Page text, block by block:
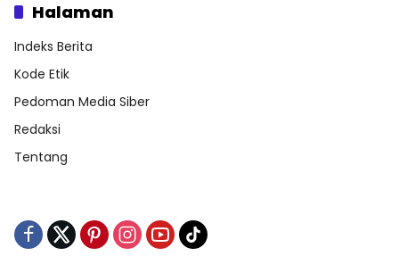
Halaman
Indeks Berita
Kode Etik
Pedoman Media Siber
Redaksi
Tentang